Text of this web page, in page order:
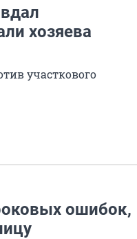
хозяева
участкового
ошибок,